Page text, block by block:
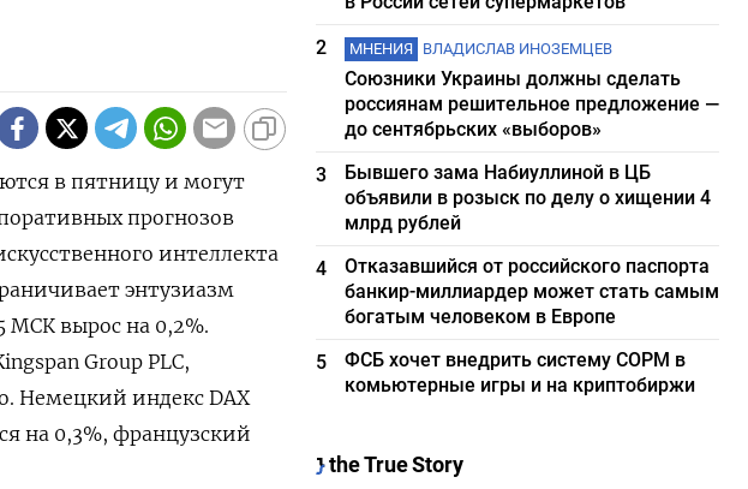
в пятницу ‌и могут
прогнозов
‌интеллекта
энтузиазм
​МСК вырос на 0,2%.
​Group ​PLC,
Немецкий индекс DAX
​на 0,⁠3%, французский
2
МНЕНИЯ ВЛАДИСЛАВ ИНОЗЕМЦЕВ
Союзники Украины должны сделать
россиянам решительное предложение —
до сентябрьских «выборов»
3
Бывшего зама Набиуллиной в ЦБ
объявили в розыск по делу о хищении 4
млрд рублей
4
Отказавшийся от российского паспорта
банкир-миллиардер может стать самым
богатым человеком в Европе
5
ФСБ хочет внедрить систему СОРМ в
комьютерные игры и на криптобиржи